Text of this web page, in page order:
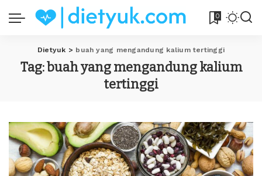
0
Dietyuk > buah yang mengandung kalium tertinggi
Tag:buah yang mengandung kalium
tertinggi